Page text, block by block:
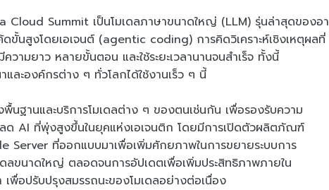
Cloud Summit เป็นโมเดลภาษาขนาดใหญ่ (LLM) รุ่นล่าสุดของอา
ขั้นสูงโดยเอเจนต์ (agentic coding) การคิดวิเคราะห์เชิงเหตุผลที่
ามยาว หลายขั้นตอน และใช้ระยะเวลานานจนสำเร็จ ทั้งนี้
ละองค์กรต่าง ๆ ทั่วโลกได้ใช้งานเร็ว ๆ นี้
นฐานและบริการโมเดลต่าง ๆ ของตนเช่นกัน เพื่อรองรับความ
ลด AI ที่พุ่งสูงขึ้นในยุคแห่งเอเจนติก โดยมีการเปิดตัวผลิตภัณฑ์
Server ที่ออกแบบมาเพื่อเพิ่มศักยภาพในการขยายระบบการ
ดลขนาดใหญ่ ตลอดจนการอัปเดตเพื่อเพิ่มประสิทธิภาพภายใน
พื่อปรับปรุงสมรรถนะของโมเดลอย่างต่อเนื่อง